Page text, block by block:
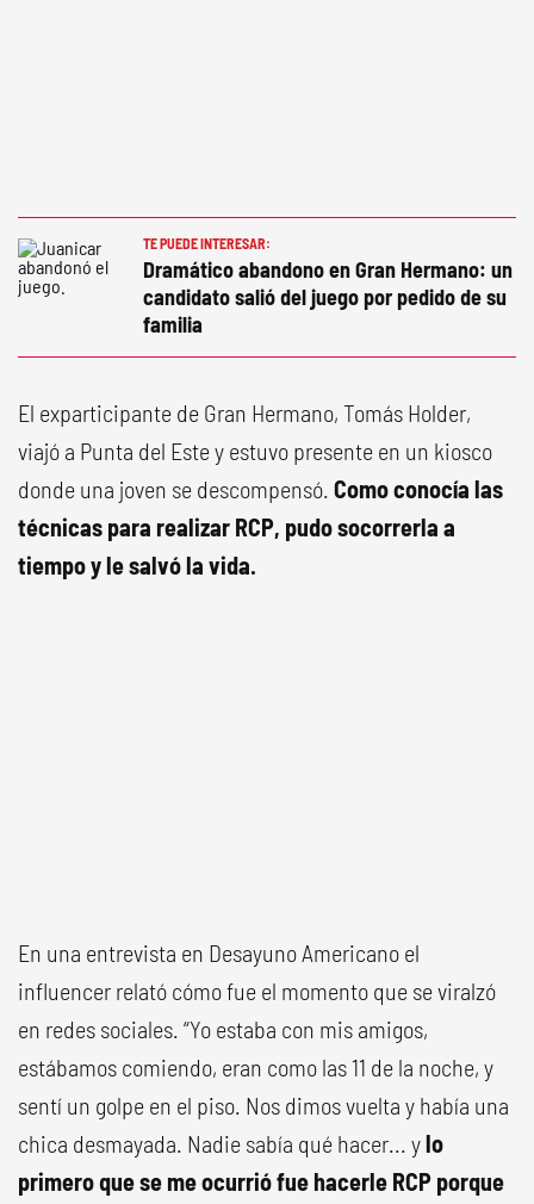
TE PUEDE INTERESAR:
Dramático abandono en Gran Hermano: un
candidato salió del juego por pedido de su
familia
El exparticipante de Gran Hermano, Tomás Holder,
viajó a Punta del Este y estuvo presente en un kiosco
donde una joven se descompensó. Como conocía las
técnicas para realizar RCP, pudo socorrerla a
tiempo y le salvó la vida.
En una entrevista en Desayuno Americano el
influencer relató cómo fue el momento que se viralzó
en redes sociales. “Yo estaba con mis amigos,
estábamos comiendo, eran como las 11 de la noche, y
sentí un golpe en el piso. Nos dimos vuelta y había una
chica desmayada. Nadie sabía qué hacer... ylo
primero que se me ocurrió fue hacerle RCP porque